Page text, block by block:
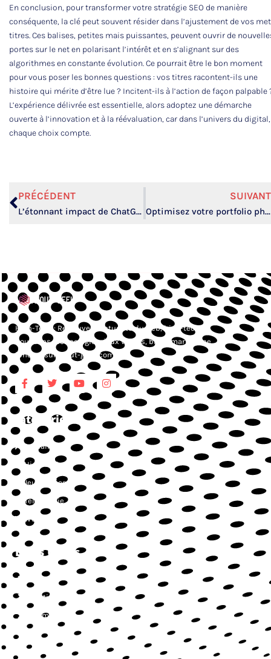
En conclusion, pour transformer votre stratégie SEO de manière
conséquente, la clé peut souvent résider dans l’ajustement de vos
titres. Ces balises, petites mais puissantes, peuvent ouvrir de
portes sur le net en polarisant l’intérêt et en s’alignant sur des
algorithmes en constante évolution. Ce pourrait être le bon moment
pour vous poser les bonnes questions : vos titres racontent-ils une
histoire qui mérite d’être lue ? Incitent-ils à l’action de façon palpable
L’expérience délivrée est essentielle, alors adoptez une démarche
ouverte à l’innovation et à la réévaluation, car dans l’univers du digital,
chaque choix compte.
PRÉCÉDENT
L’étonnant impact de ChatGPT sur les tendances high-tech de Google en 2023
SUIVANT
Optimisez votre portfolio photo avec un thème WordPress high-tech incomparable
High-Tech : Retrouvez l’actualité du web, high-tech,
nouvelles technologies, jeux vidéos, blog smartphone,
iphone, sur Atout-geek.com.
Catégories
Actualités
High-Tech
Jeux vidéos
Téléphonie
Web
Liens Utiles
Contact
Mentions légales
Sitemap